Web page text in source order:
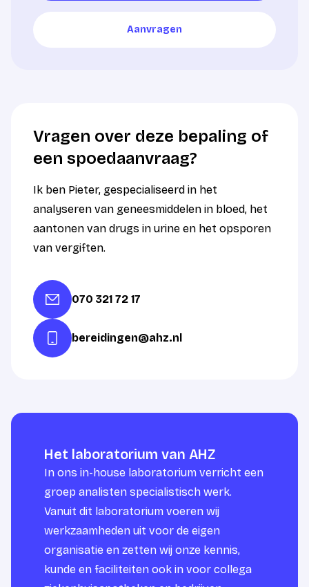
Aanvragen
Vragen over deze bepaling of
een spoedaanvraag?
Ik ben Pieter, gespecialiseerd in het
analyseren van geneesmiddelen in bloed, het
aantonen van drugs in urine en het opsporen
van vergiften.
070 321 72 17
bereidingen@ahz.nl
Het laboratorium van AHZ
In ons in-house laboratorium verricht een
groep analisten specialistisch werk.
Vanuit dit laboratorium voeren wij
werkzaamheden uit voor de eigen
organisatie en zetten wij onze kennis,
kunde en faciliteiten ook in voor collega